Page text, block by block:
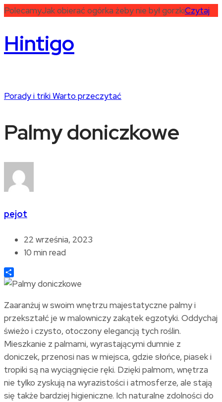
PolecamyJak obierać ogórka żeby nie był gorzkiCzytaj
Hintigo
Porady i trikiWarto przeczytać
Palmy doniczkowe
pejot
22 września, 2023
10 min read
Share
Zaaranżuj w swoim wnętrzu majestatyczne palmy i
przekształć je w malowniczy zakątek egzotyki. Oddychaj
świeżo i czysto, otoczony elegancją tych roślin.
Mieszkanie z palmami, wyrastającymi dumnie z
doniczek, przenosi nas w miejsca, gdzie słońce, piasek i
tropiki są na wyciągnięcie ręki. Dzięki palmom, wnętrza
nie tylko zyskują na wyrazistości i atmosferze, ale stają
się także bardziej higieniczne. Ich naturalne zdolności do